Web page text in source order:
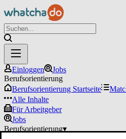
Einloggen
Jobs
Berufsorientierung
Berufsorientierung Startseite
Alle Inhalte
Für Arbeitgeber
Jobs
Berufsorientierung▾